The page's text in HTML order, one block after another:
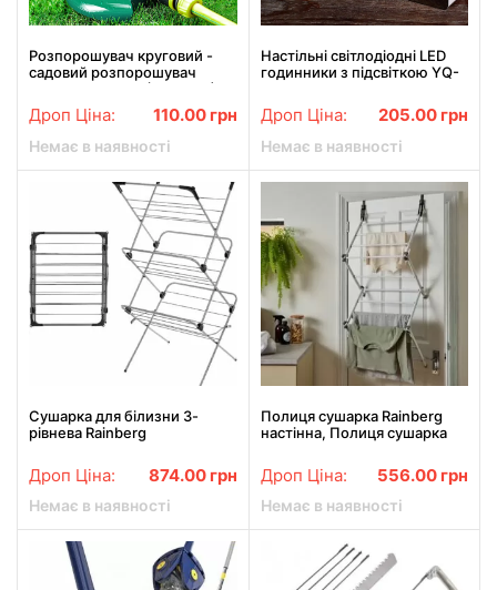
Розпорошувач круговий -
садовий розпорошувач
Nozzle Atomizer (MA2304)
Дроп Ціна: 110.00 грн
Немає в наявності
Настільні світлодіодні LED
годинники з підсвіткою YQ-
термометром 6в1
Дроп Ціна: 205.00 грн
Немає в наявності
Сушарка для білизни 3-
рівнева Rainberg
Дроп Ціна: 874.00 грн
Немає в наявності
Полиця сушарка Rainberg
настінна, Полиця сушарка
Дроп Ціна: 556.00 грн
Немає в наявності